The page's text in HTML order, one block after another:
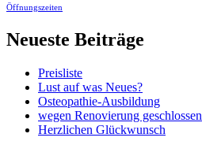
Öffnungszeiten
Neueste Beiträge
Preisliste
Lust auf was Neues?
Osteopathie-Ausbildung
wegen Renovierung geschlossen
Herzlichen Glückwunsch